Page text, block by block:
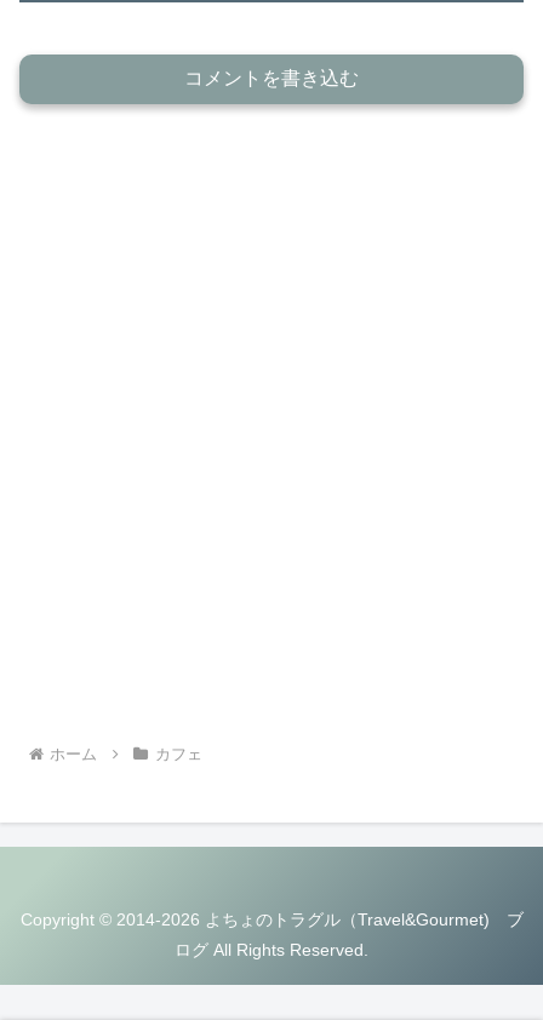
コメントを書き込む
ホーム カフェ
Copyright © 2014-2026 よちょのトラグル（Travel&Gourmet) ブ
ログ All Rights Reserved.